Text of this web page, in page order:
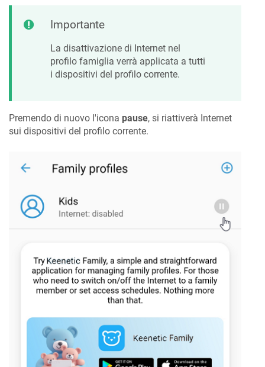
Importante
La disattivazione di Internet nel
profilo famiglia verrà applicata a tutti
i dispositivi del profilo corrente.
Premendo di nuovo l'icona pause, si riattiverà Internet
sui dispositivi del profilo corrente.